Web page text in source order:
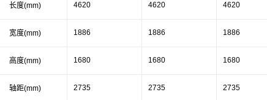
长度(mm)
宽度(mm)
高度(mm)
轴距(mm)
4620 4620 4620
1886 1886 1886
1680 1680 1680
2735 2735 2735